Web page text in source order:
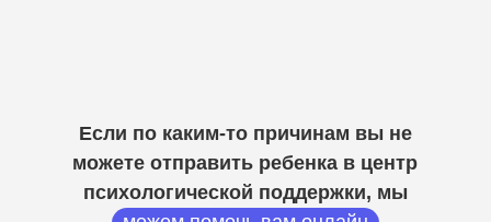
Если по каким-то причинам вы не
можете отправить ребенка в центр
психологической поддержки, мы